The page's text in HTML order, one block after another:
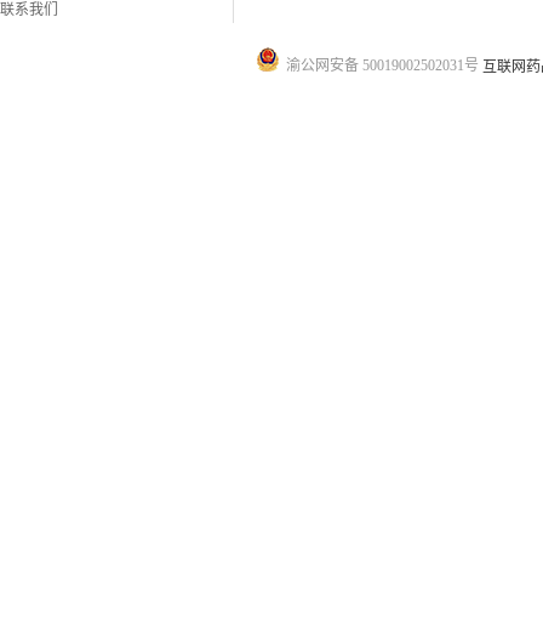
联系我们
渝公网安备 50019002502031号 互联网